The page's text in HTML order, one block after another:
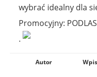
wybrać idealny dla
Promocyjny:
.
Autor